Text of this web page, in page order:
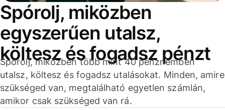
Spórolj, miközben
egyszerűen utalsz,
költesz és fogadsz pénzt
Spórolj, miközben több mint 40 pénznemben
utalsz, költesz és fogadsz utalásokat. Minden, amire
szükséged van, megtalálható egyetlen számlán,
amikor csak szükséged van rá.